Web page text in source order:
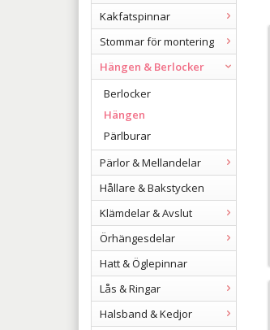
Kakfatspinnar
Stommar för montering
Hängen & Berlocker
Berlocker
Hängen
Pärlburar
Pärlor & Mellandelar
Hållare & Bakstycken
Klämdelar & Avslut
Örhängesdelar
Hatt & Öglepinnar
Lås & Ringar
Halsband & Kedjor